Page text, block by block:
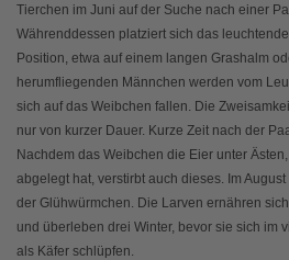
Tierchen im Juni auf der Suche nach einer
Währenddessen platziert sich das
Position, etwa auf einem langen Grashalm
herumfliegenden Männchen werden vom
sich auf das Weibchen fallen. Die
nur von kurzer Dauer. Kurze Zeit nach der
Nachdem das Weibchen die Eier unter
abgelegt hat, verstirbt auch dieses. Im
der Glühwürmchen. Die Larven ernähren
und überleben drei Winter, bevor sie sich im
als Käfer schlüpfen.